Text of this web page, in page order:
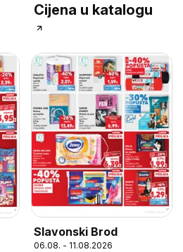
Cijena u katalogu
Slavonski Brod
06.08. - 11.08.2026